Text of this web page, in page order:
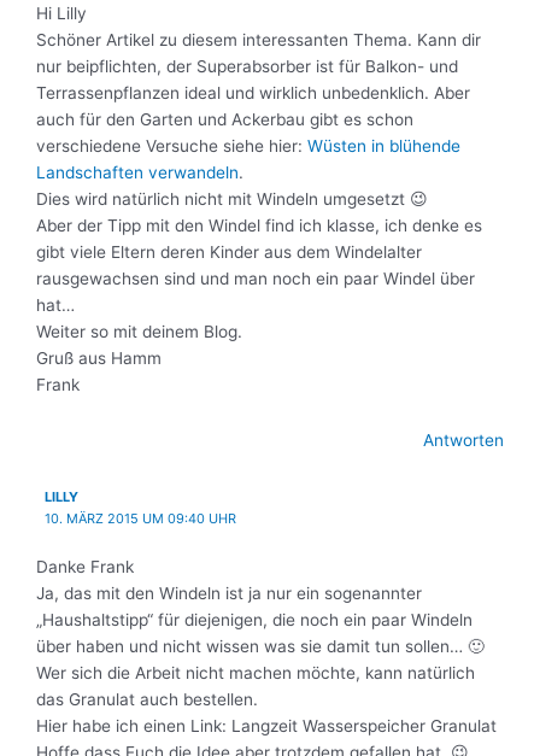
Hi Lilly
Schöner Artikel zu diesem interessanten Thema. Kann dir
nur beipflichten, der Superabsorber ist für Balkon- und
Terrassenpflanzen ideal und wirklich unbedenklich. Aber
auch für den Garten und Ackerbau gibt es schon
verschiedene Versuche siehe hier: Wüsten in blühende
Landschaften verwandeln.
Dies wird natürlich nicht mit Windeln umgesetzt 😉
Aber der Tipp mit den Windel find ich klasse, ich denke es
gibt viele Eltern deren Kinder aus dem Windelalter
rausgewachsen sind und man noch ein paar Windel über
hat…
Weiter so mit deinem Blog.
Gruß aus Hamm
Frank
Antworten
LILLY
10. MÄRZ 2015 UM 09:40 UHR
Danke Frank
Ja, das mit den Windeln ist ja nur ein sogenannter
„Haushaltstipp“ für diejenigen, die noch ein paar Windeln
über haben und nicht wissen was sie damit tun sollen… 🙂
Wer sich die Arbeit nicht machen möchte, kann natürlich
das Granulat auch bestellen.
Hier habe ich einen Link: Langzeit Wasserspeicher Granulat